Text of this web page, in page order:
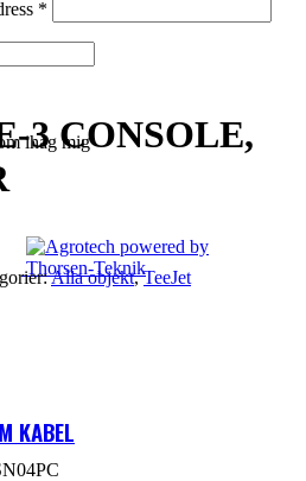
*
ihåg mig
3 CONSOLE,
Alla objekt, TeeJet
KABEL